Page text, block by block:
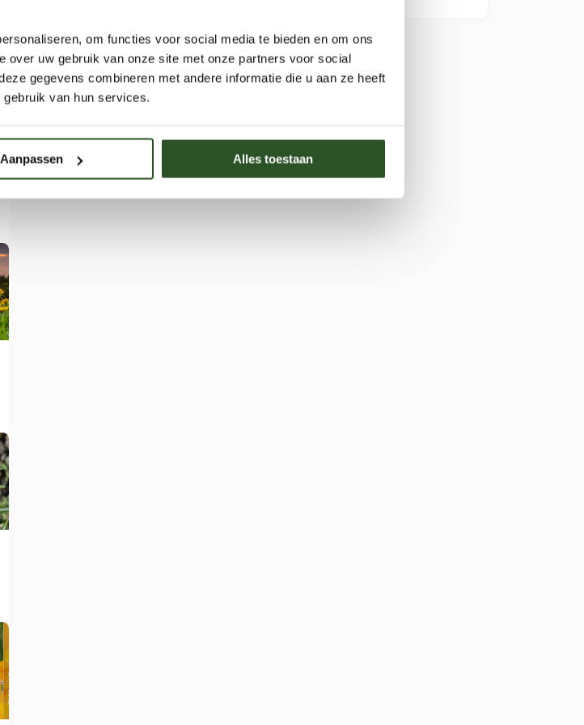
om functies voor social media te bieden en om ons
over uw gebruik van onze site met onze partners voor social
gegevens combineren met andere informatie die u aan ze heeft
van hun services.
Aanpassen Alles toestaan